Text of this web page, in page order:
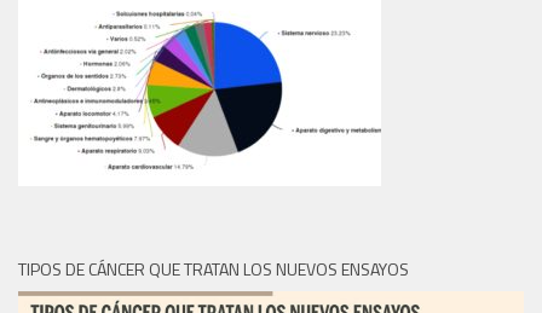
TIPOS DE CÁNCER QUE TRATAN LOS NUEVOS ENSAYOS